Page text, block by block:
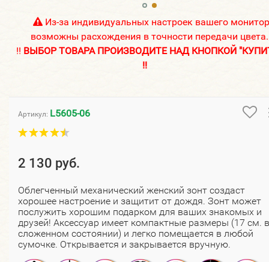
Из-за индивидуальных настроек вашего
возможны расхождения в точности передачи цвета.
!! ВЫБОР ТОВАРА ПРОИЗВОДИТЕ НАД КНОПКОЙ
!!
Артикул: L5605-06
2 130 руб.
Облегченный механический женский зонт создаст
хорошее настроение и защитит от дождя. Зонт может
послужить хорошим подарком для ваших знакомых и
друзей! Аксессуар имеет компактные размеры (17 см. в
сложенном состоянии) и легко помещается в любой
сумочке. Открывается и закрывается вручную.